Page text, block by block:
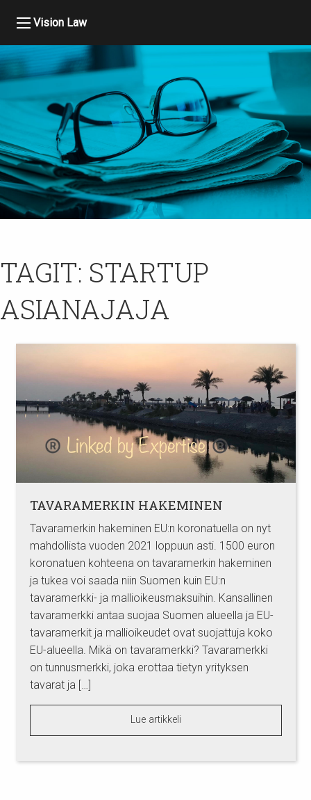
Vision Law
TAGIT: STARTUP
ASIANAJAJA
TAVARAMERKIN HAKEMINEN
Tavaramerkin hakeminen EU:n koronatuella on nyt
mahdollista vuoden 2021 loppuun asti. 1500 euron
koronatuen kohteena on tavaramerkin hakeminen
ja tukea voi saada niin Suomen kuin EU:n
tavaramerkki- ja mallioikeusmaksuihin. Kansallinen
tavaramerkki antaa suojaa Suomen alueella ja EU-
tavaramerkit ja mallioikeudet ovat suojattuja koko
EU-alueella. Mikä on tavaramerkki? Tavaramerkki
on tunnusmerkki, joka erottaa tietyn yrityksen
tavarat ja […]
Lue artikkeli